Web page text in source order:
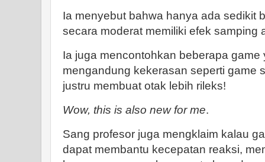
Ia menyebut bahwa hanya ada sedikit
secara moderat memiliki efek samping
Ia juga mencontohkan beberapa
mengandung kekerasan seperti game
justru membuat otak lebih rileks!
Wow, this is also new for me.
Sang profesor juga mengklaim kalau
dapat membantu kecepatan reaksi,